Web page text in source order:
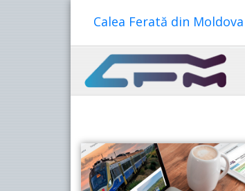
Calea Ferată din Moldova